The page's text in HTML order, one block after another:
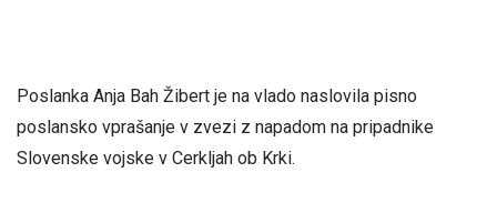
Poslanka Anja Bah Žibert je na vlado naslovila pisno
poslansko vprašanje v zvezi z napadom na pripadnike
Slovenske vojske v Cerkljah ob Krki.